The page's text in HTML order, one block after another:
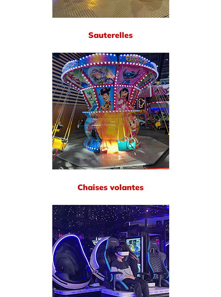
Sauterelles
Chaises volantes